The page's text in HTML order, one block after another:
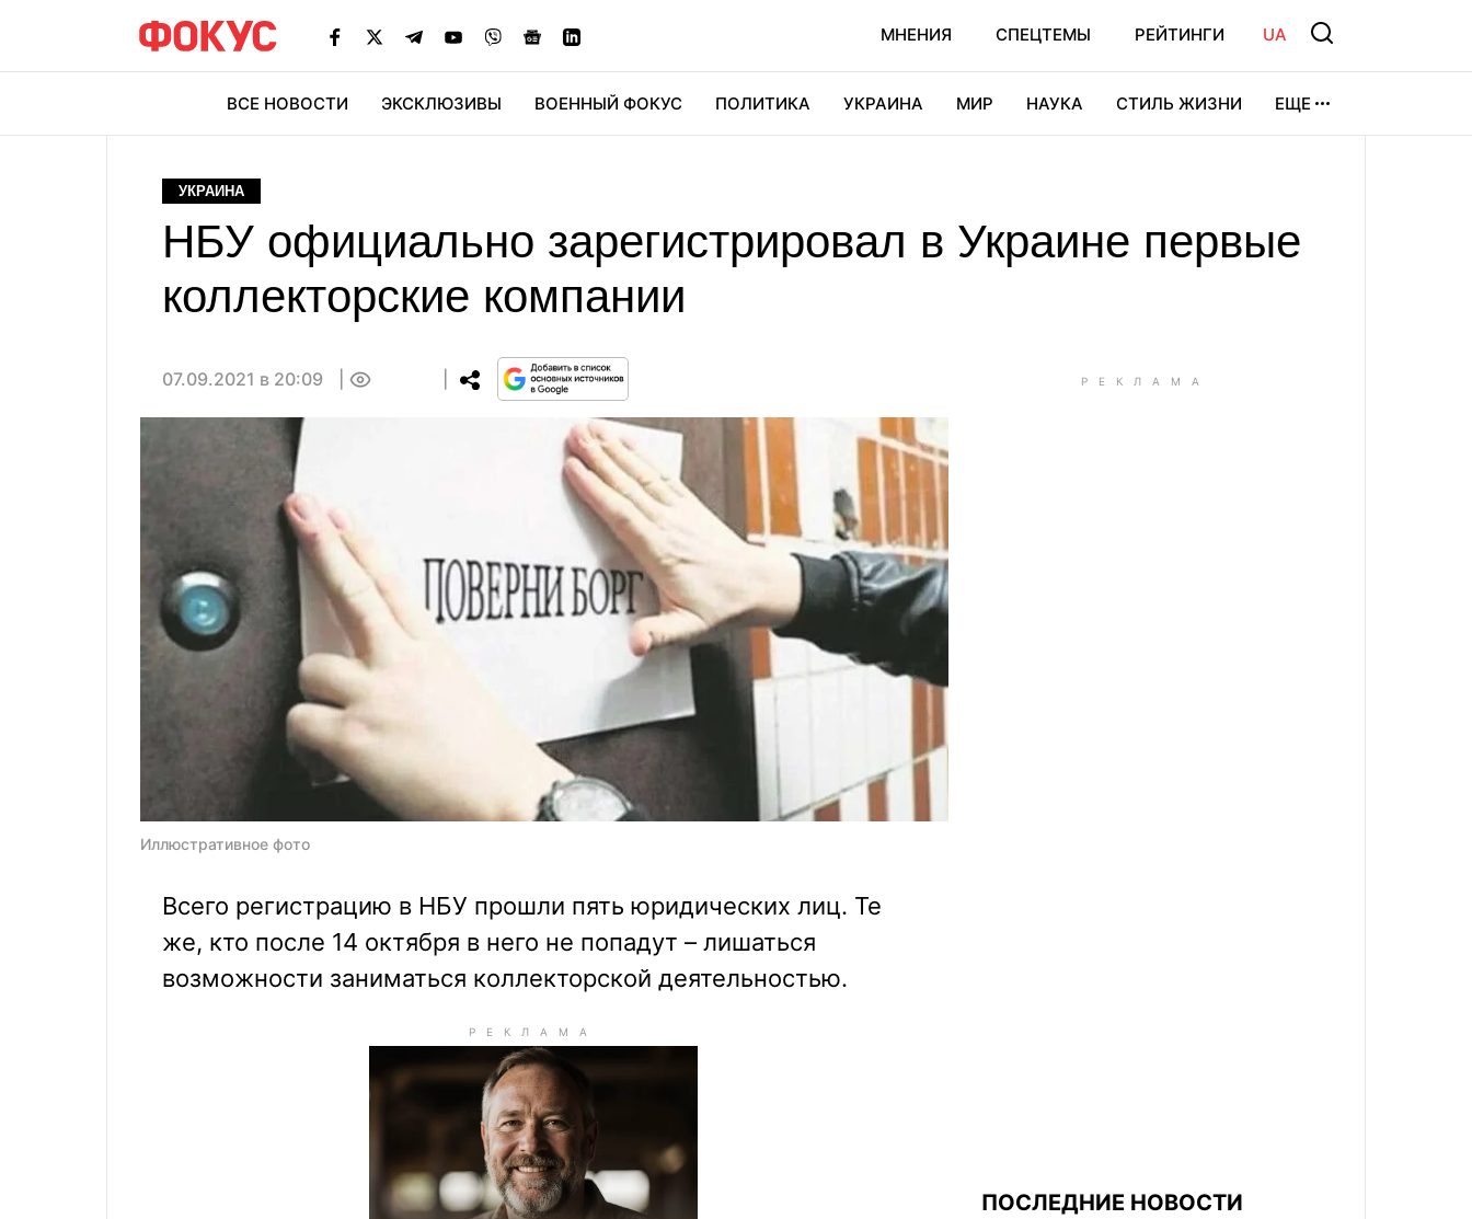
МНЕНИЯ СПЕЦТЕМЫ РЕЙТИНГИ UA
ВСЕ НОВОСТИ ЭКСКЛЮЗИВЫ ВОЕННЫЙ ФОКУС ПОЛИТИКА УКРАИНА МИР НАУКА СТИЛЬ ЖИЗНИ ЕЩЕ
УКРАИНА
НБУ официально зарегистрировал в Украине первые
коллекторские компании
07.09.2021 в 20:09
Иллюстративное фото
Всего регистрацию в НБУ прошли пять юридических лиц. Те
же, кто после 14 октября в него не попадут – лишаться
возможности заниматься коллекторской деятельностью.
ПОСЛЕДНИЕ НОВОСТИ